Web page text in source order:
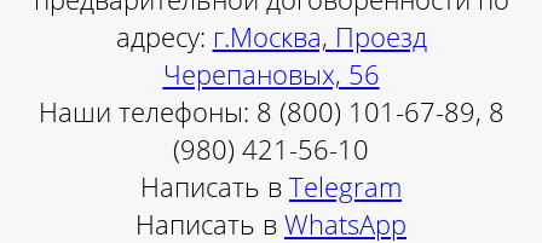
адресу: г.Москва, Проезд
Черепановых, 56
Наши телефоны: 8 (800) 101-67-89, 8
(980) 421-56-10
Написать в Telegram
Написать в WhatsApp